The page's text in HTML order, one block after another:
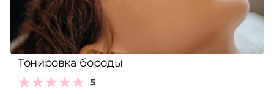
Тонировка бороды
5